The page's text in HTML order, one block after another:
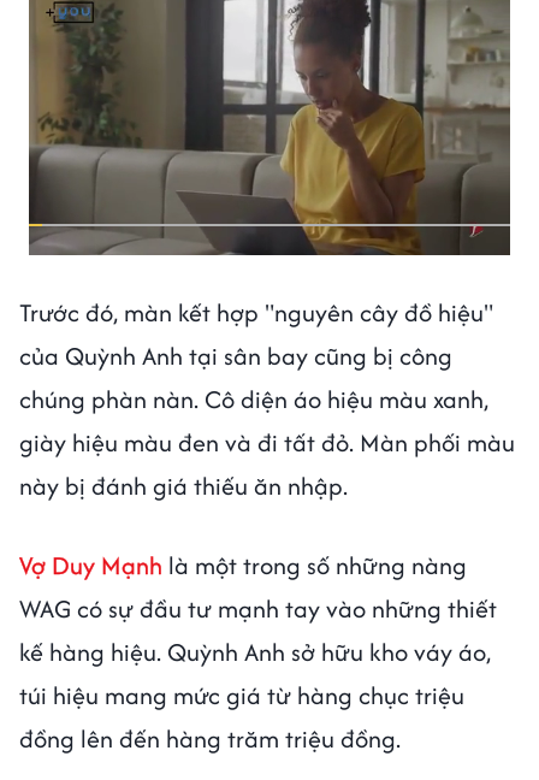
Trước đó, màn kết hợp "nguyên cây đồ hiệu"
của Quỳnh Anh tại sân bay cũng bị công
chúng phàn nàn. Cô diện áo hiệu màu xanh,
giày hiệu màu đen và đi tất đỏ. Màn phối màu
này bị đánh giá thiếu ăn nhập.
Vợ Duy Mạnh là một trong số những nàng
WAG có sự đầu tư mạnh tay vào những thiết
kế hàng hiệu. Quỳnh Anh sở hữu kho váy áo,
túi hiệu mang mức giá từ hàng chục triệu
đồng lên đến hàng trăm triệu đồng.